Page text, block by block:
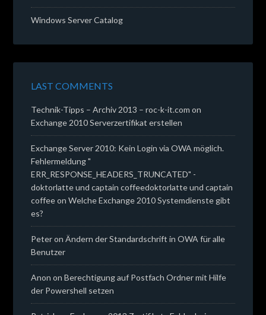
Windows Server Catalog
LAST COMMENTS
Technik-Tipps – Archiv 2013 – roc-k-it.com on
Exchange 2010 Serverzertifikat erstellen
Exchange Server 2010: Kein Login via OWA möglich.
Fehlermeldung "
ERR_RESPONSE_HEADERS_TRUNCATED" -
doktorlatte und captain coffeedoktorlatte und captain
coffeeonWelche Exchange 2010 Systemdienste gibt
es?
PeteronÄndern der Standardschrift in OWA für alle
Benutzer
Anon onBerechtigung auf Postfach Ordner mit Hilfe
der Powershell setzen